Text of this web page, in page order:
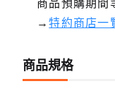
商品預購期間
→特約商店一
商品規格